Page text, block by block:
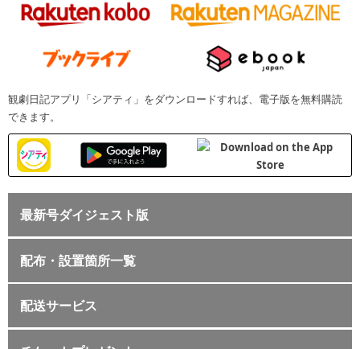
観劇日記アプリ「シアティ」をダウンロードすれば、電子版を無料購読
できます。
最新号ダイジェスト版
配布・設置箇所一覧
配送サービス